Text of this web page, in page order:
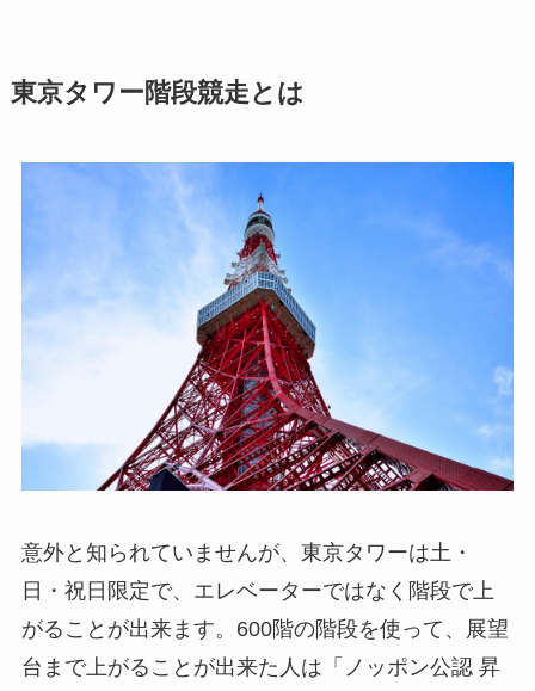
東京タワー階段競走とは
意外と知られていませんが、東京タワーは土・
日・祝日限定で、エレベーターではなく階段で上
がることが出来ます。600階の階段を使って、展望
台まで上がることが出来た人は「ノッポン公認 昇